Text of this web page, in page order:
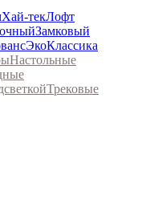
Хай-текЛофт
Замковый
ЭкоКлассика
Настольные
Трековые